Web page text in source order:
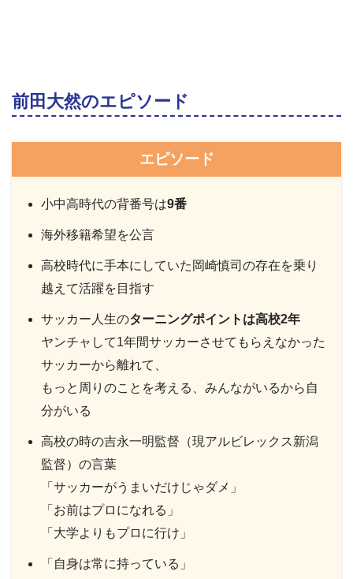
前田大然のエピソード
エピソード
小中高時代の背番号は9番
海外移籍希望を公言
高校時代に手本にしていた岡崎慎司の存在を乗り
越えて活躍を目指す
サッカー人生のターニングポイントは高校2年
ヤンチャして1年間サッカーさせてもらえなかった
サッカーから離れて、
もっと周りのことを考える、みんながいるから自
分がいる
高校の時の吉永一明監督（現アルビレックス新潟
監督）の言葉
「サッカーがうまいだけじゃダメ」
「お前はプロになれる」
「大学よりもプロに行け」
「自身は常に持っている」